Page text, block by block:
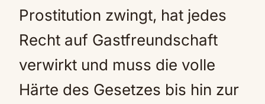
Prostitution zwingt, hat jedes
Recht auf Gastfreundschaft
verwirkt und muss die volle
Härte des Gesetzes bis hin zur